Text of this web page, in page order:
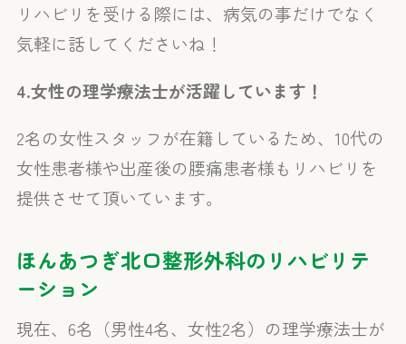
リハビリを受ける際には、病気の事だけでなく
気軽に話してくださいね！
4.女性の理学療法士が活躍しています！
2名の女性スタッフが在籍しているため、10代の
女性患者様や出産後の腰痛患者様もリハビリを
提供させて頂いています。
ほんあつぎ北口整形外科のリハビリテ
ーション
現在、6名（男性4名、女性2名）の理学療法士が